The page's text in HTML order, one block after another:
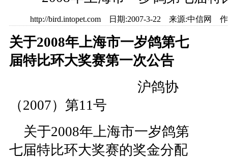
http://bird.intopet.com 日期:2007-3-22 来源:中信网
关于2008年上海市一岁鸽第七
届特比环大奖赛第一次公告
沪鸽协
（2007）第11号
关于2008年上海市一岁鸽第
七届特比环大奖赛的奖金分配